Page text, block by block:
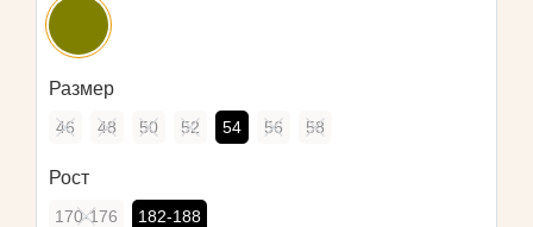
Размер
46 48 50 52 54 56 58
Рост
170-176 182-188